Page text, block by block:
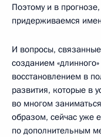
Поэтому и в
придерживаемся
И вопросы,
созданием
восстановлением в
развития, которые в
во многом
образом, сейчас уже
по дополнительным